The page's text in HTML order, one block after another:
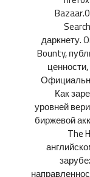
даркнету.
Bounty,
Как
уровней
биржевой
The